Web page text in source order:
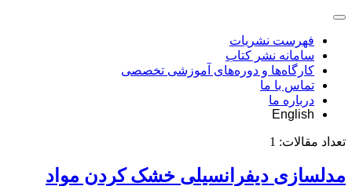
فهرست نشریات
سامانه نشر کتاب
کارگاه‌ها و دوره‌های آموزشی تخصصی
تماس با ما
درباره ما
English
تعداد مقالات: 1
مدلسازی دیفرانسیلی خشک کردن مواد